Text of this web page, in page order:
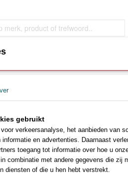
Opbergruimte - Taupe - Incl. Matras
Bouclé met
- Incl. Matras
1149,00 (inclusief btw 21%)
gebruikt
verkeersanalyse, het aanbieden van
en advertenties. Daarnaast
toegang tot informatie over hoe u
combinatie met andere gegevens die zij
diensten of die u hen hebt verstrekt.